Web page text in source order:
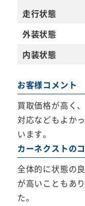
走行状態
外装状態
内装状態
お客様コメント
買取価格が高く
対応などもよか
います。
カーネクストの
全体的に状態の
が高いこともあ
た。